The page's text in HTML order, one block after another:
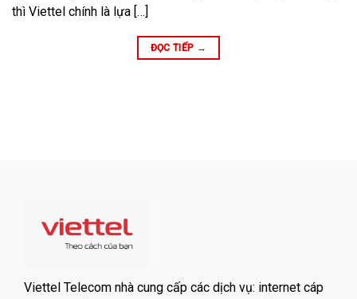
thì Viettel chính là lựa […]
ĐỌC TIẾP →
Viettel Telecom nhà cung cấp các dịch vụ: internet cáp